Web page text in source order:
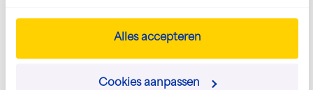
Alles accepteren
Cookies aanpassen